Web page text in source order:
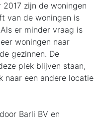
zijn de woningen
van de woningen is
er minder vraag is
woningen naar
gezinnen. De
plek blijven staan,
naar een andere locatie
Barli BV en